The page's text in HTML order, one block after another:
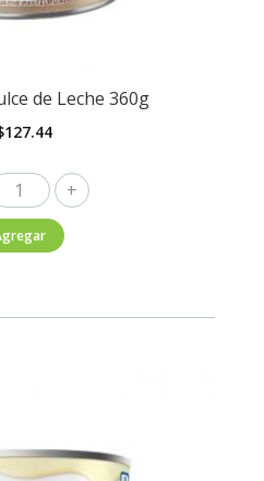
de Leche 360g
127.44